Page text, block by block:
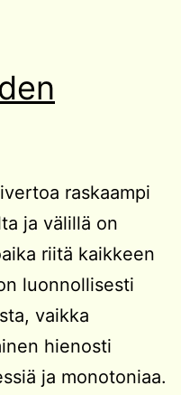
raskaampi
ja välillä on
riitä kaikkeen
luonnollisesti
vaikka
hienosti
ja monotoniaa.